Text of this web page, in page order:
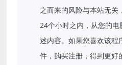
之而来的风险与本站无关
24个小时之内，从您的
述内容。如果您喜欢该程
件，购买注册，得到更好